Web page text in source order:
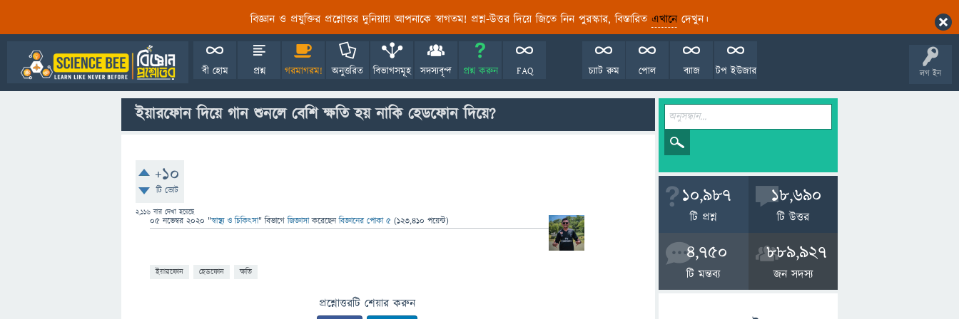
বিজ্ঞান ও প্রযুক্তির প্রশ্নোত্তর দুনিয়ায় আপনাকে স্বাগতম! প্রশ্ন-উত্তর দিয়ে জিতে নিন পুরস্কার, বিস্তারিত এখানেদেখুন।
লগ ইন
বী হোম প্রশ্ন গরমাগরম! অনুত্তরিত বিভাগসমূহ সদস্যবৃন্দ প্রশ্ন করুন FAQ টপ ইউজার
ব্যাজ
পোল
চ্যাট রুম
ইয়ারফোন দিয়ে গান শুনলে বেশি ক্ষতি হয় নাকি হেডফোন দিয়ে?
+10
টি ভোট
2,116 বার দেখা হয়েছে
05 নভেম্বর 2020 "স্বাস্থ্য ও চিকিৎসা" বিভাগে জিজ্ঞাসাকরেছেনবিজ্ঞানের পোকা ৫ (123,410 পয়েন্ট)
ইয়ারফোন হেডফোন ক্ষতি
প্রশ্নোত্তরটি শেয়ার করুন
10,987
টি প্রশ্ন
18,690
টি উত্তর
4,750
টি মন্তব্য
889,927
জন সদস্য